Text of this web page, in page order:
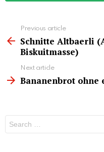
more
Previous article
Schnitte Altbaerli
Biskuitmasse)
Next article
Bananenbrot ohne
for: